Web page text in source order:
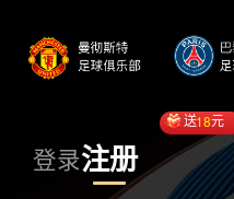
登录注册
送18元